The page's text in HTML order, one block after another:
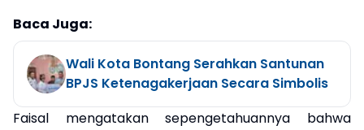
Baca Juga:
Wali Kota Bontang Serahkan Santunan
BPJS Ketenagakerjaan Secara Simbolis
Faisal mengatakan sepengetahuannya bahwa